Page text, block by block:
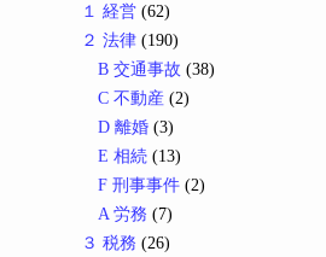
１ 経営 (62)
２ 法律 (190)
B 交通事故 (38)
C 不動産 (2)
D 離婚 (3)
E 相続 (13)
F 刑事事件 (2)
A 労務 (7)
３ 税務 (26)